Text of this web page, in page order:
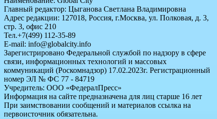
Главный редактор: Цыганова Светлана Владимировна
Адрес редакции: 127018, Россия, г.Москва, ул. Полковая, д. 3,
стр. 3, офис 210
Тел.+7(499) 112-35-89
E-mail: info@globalcity.info
Зарегистрировано Федеральной службой по надзору в сфере
связи, информационных технологий и массовых
коммуникаций (Роскомнадзор) 17.02.2023г. Регистрационный
номер ЭЛ № ФС 77 - 84719
Учредитель: ООО «ФедералПресс»
Информация на сайте предназначена для лиц старше 16 лет
При заимствовании сообщений и материалов ссылка на
первоисточник обязательна.